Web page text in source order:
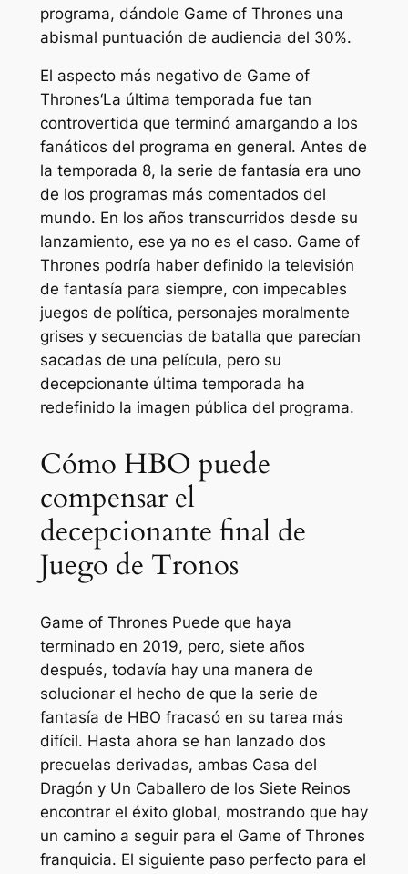
programa, dándole Game of Thrones una
abismal puntuación de audiencia del 30%.
El aspecto más negativo de Game of
Thrones‘La última temporada fue tan
controvertida que terminó amargando a los
fanáticos del programa en general. Antes de
la temporada 8, la serie de fantasía era uno
de los programas más comentados del
mundo. En los años transcurridos desde su
lanzamiento, ese ya no es el caso. Game of
Thrones podría haber definido la televisión
de fantasía para siempre, con impecables
juegos de política, personajes moralmente
grises y secuencias de batalla que parecían
sacadas de una película, pero su
decepcionante última temporada ha
redefinido la imagen pública del programa.
Cómo HBO puede
compensar el
decepcionante final de
Juego de Tronos
Game of Thrones Puede que haya
terminado en 2019, pero, siete años
después, todavía hay una manera de
solucionar el hecho de que la serie de
fantasía de HBO fracasó en su tarea más
difícil. Hasta ahora se han lanzado dos
precuelas derivadas, ambas Casa del
Dragón y Un Caballero de los Siete Reinos
encontrar el éxito global, mostrando que hay
un camino a seguir para el Game of Thrones
franquicia. El siguiente paso perfecto para el